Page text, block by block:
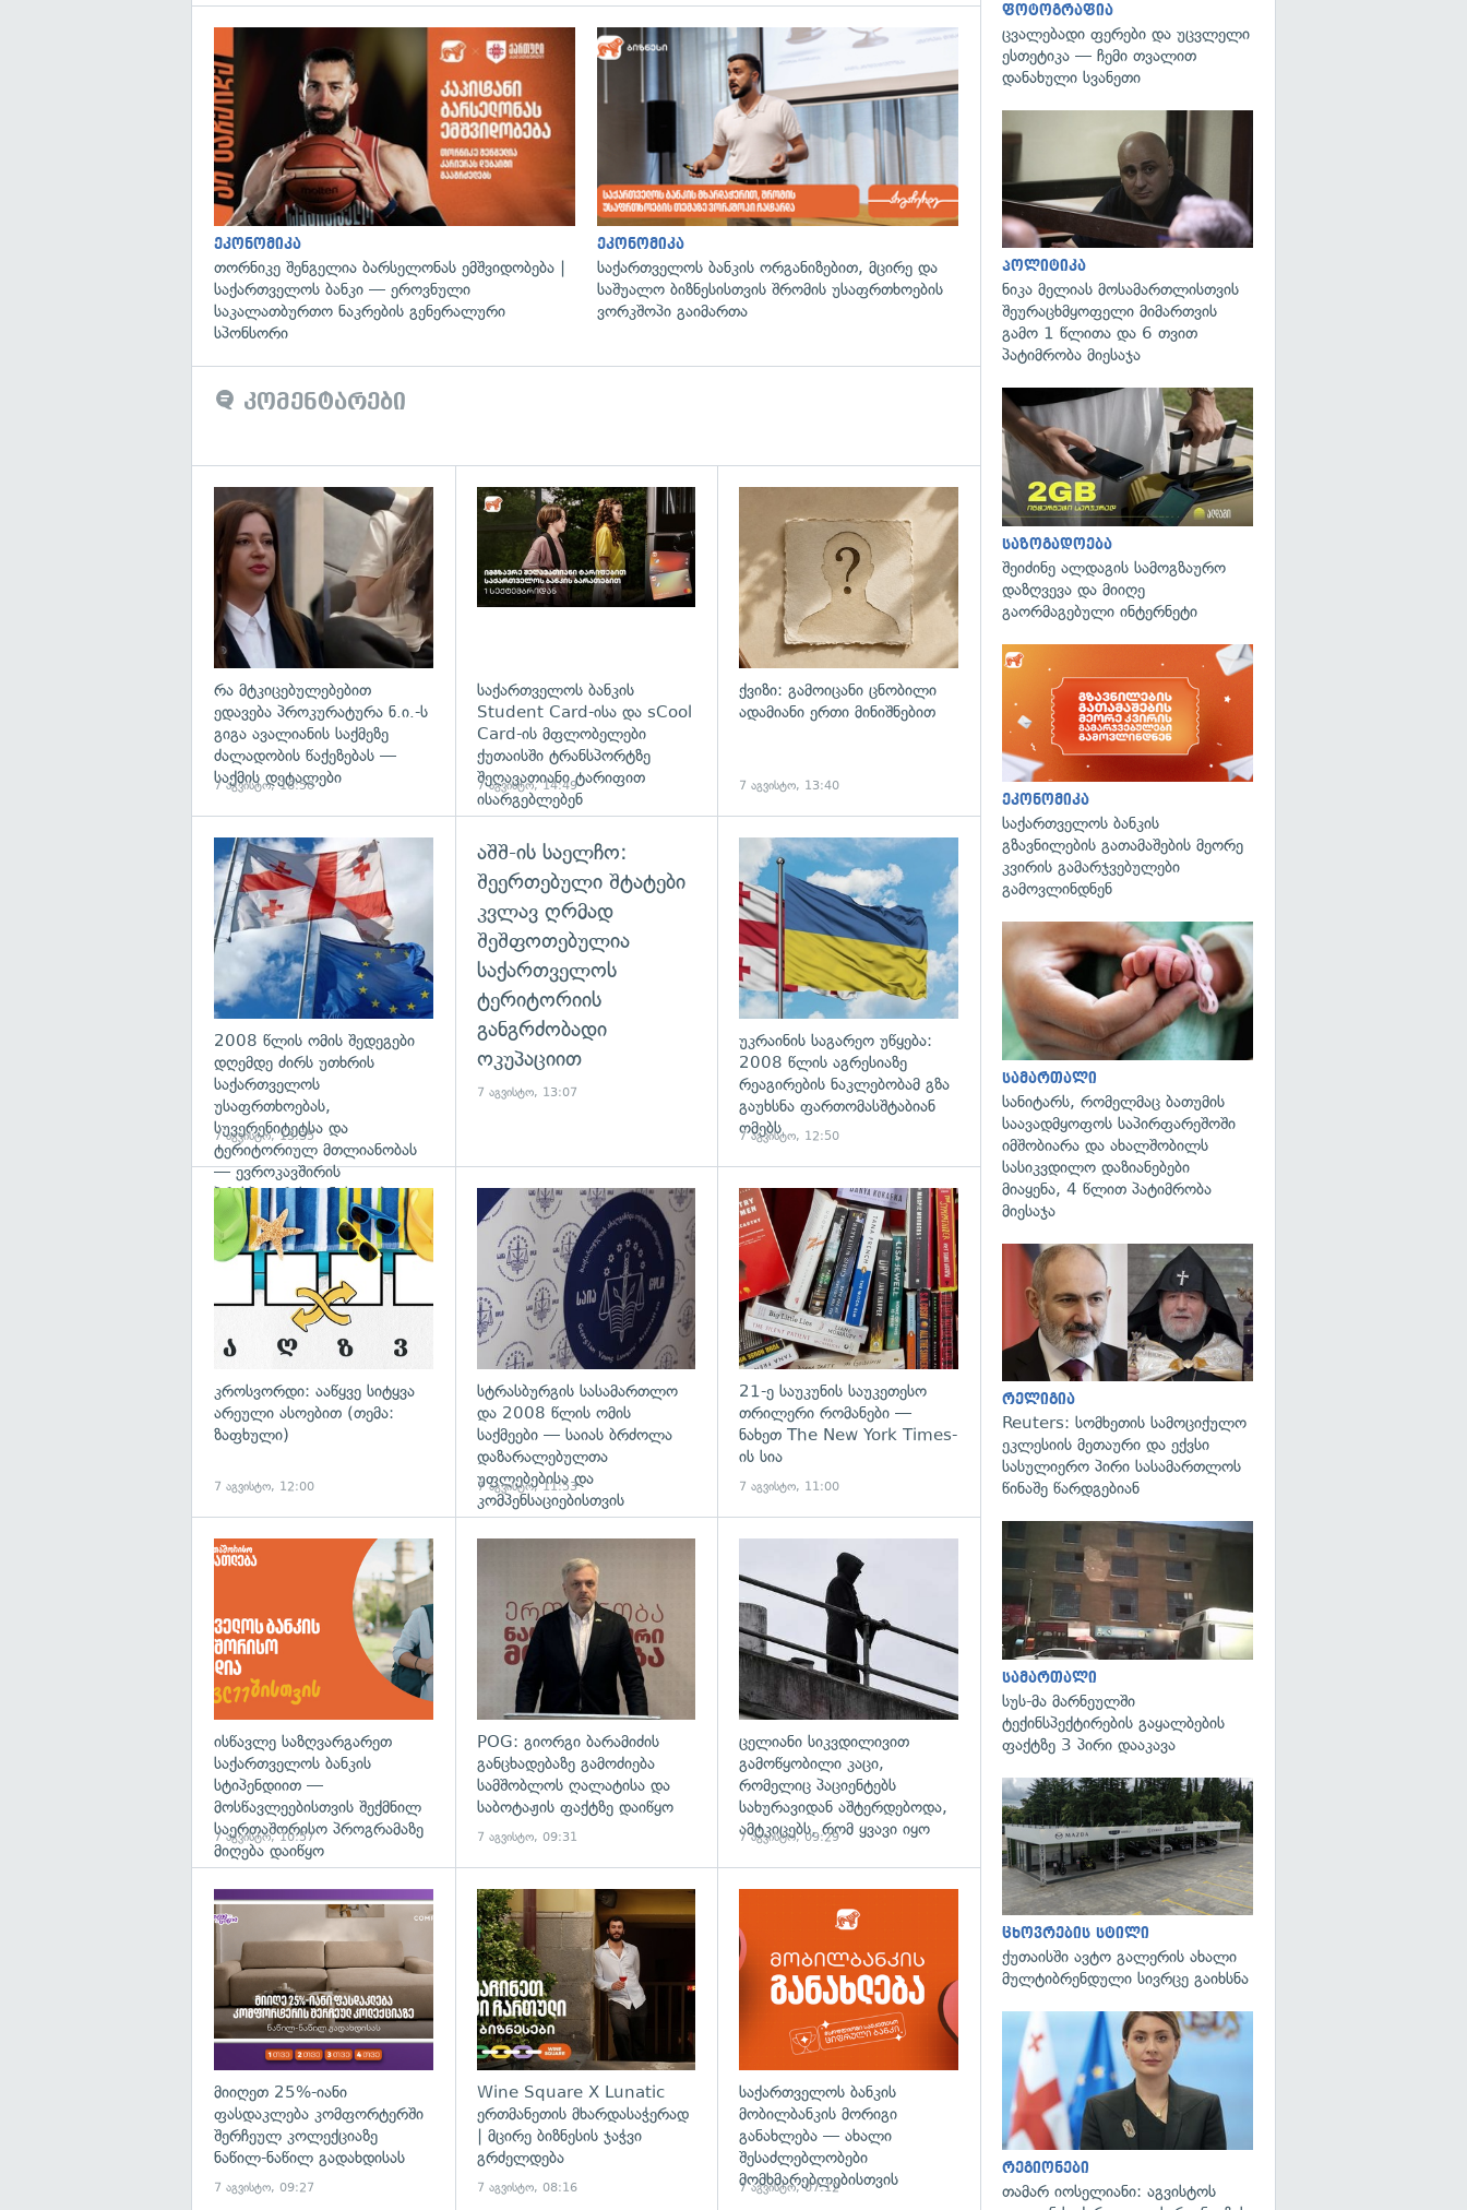
ეკონომიკა
თორნიკე შენგელია ბარსელონას ემშვიდობება |
საქართველოს ბანკი — ეროვნული
საკალათბურთო ნაკრების გენერალური
სპონსორი
ეკონომიკა
საქართველოს ბანკის ორგანიზებით, მცირე და
საშუალო ბიზნესისთვის შრომის უსაფრთხოების
ვორკშოპი გაიმართა
კომენტარები
გადახედვა
რა მტკიცებულებებით
ედავება პროკურატურა ნ.ი.-ს
გიგა ავალიანის საქმეზე
ძალადობის წაქეზებას —
საქმის დეტალები
7 აგვისტო, 16:50
საქართველოს ბანკის
Student Card-ისა და sCool
Card-ის მფლობელები
ქუთაისში ტრანსპორტზე
შეღავათიანი ტარიფით
ისარგებლებენ
7 აგვისტო, 14:49
ქვიზი: გამოიცანი ცნობილი
ადამიანი ერთი მინიშნებით
7 აგვისტო, 13:40
გადახედვა
2008 წლის ომის შედეგები
დღემდე ძირს უთხრის
საქართველოს
უსაფრთხოებას,
სუვერენიტეტსა და
ტერიტორიულ მთლიანობას
— ევროკავშირის
პრესპიკერის განცხადება
7 აგვისტო, 13:35
აშშ-ის საელჩო:
შეერთებული შტატები
კვლავ ღრმად
შეშფოთებულია
საქართველოს
ტერიტორიის
განგრძობადი
ოკუპაციით
7 აგვისტო, 13:07
გადახედვა
უკრაინის საგარეო უწყება:
2008 წლის აგრესიაზე
რეაგირების ნაკლებობამ გზა
გაუხსნა ფართომასშტაბიან
ომებს
7 აგვისტო, 12:50
გადახედვა
კროსვორდი: ააწყვე სიტყვა
არეული ასოებით (თემა:
ზაფხული)
7 აგვისტო, 12:00
გადახედვა
სტრასბურგის სასამართლო
და 2008 წლის ომის
საქმეები — საიას ბრძოლა
დაზარალებულთა
უფლებებისა და
კომპენსაციებისთვის
7 აგვისტო, 11:53
გადახედვა
21-ე საუკუნის საუკეთესო
თრილერი რომანები —
ნახეთ The New York Times-
ის სია
7 აგვისტო, 11:00
ისწავლე საზღვარგარეთ
საქართველოს ბანკის
სტიპენდიით —
მოსწავლეებისთვის შექმნილ
საერთაშორისო პროგრამაზე
მიღება დაიწყო
7 აგვისტო, 10:57
POG: გიორგი ბარამიძის
განცხადებაზე გამოძიება
სამშობლოს ღალატისა და
საბოტაჟის ფაქტზე დაიწყო
7 აგვისტო, 09:31
ცელიანი სიკვდილივით
გამოწყობილი კაცი,
რომელიც პაციენტებს
სახურავიდან აშტერდებოდა,
ამტკიცებს, რომ ყვავი იყო
7 აგვისტო, 09:29
მიიღეთ 25%-იანი
ფასდაკლება კომფორტერში
შერჩეულ კოლექციაზე
ნაწილ-ნაწილ გადახდისას
7 აგვისტო, 09:27
Wine Square X Lunatic
ერთმანეთის მხარდასაჭერად
| მცირე ბიზნესის ჯაჭვი
გრძელდება
7 აგვისტო, 08:16
საქართველოს ბანკის
მობილბანკის მორიგი
განახლება — ახალი
შესაძლებლობები
მომხმარებლებისთვის
7 აგვისტო, 07:12
ფოტოგრაფია
ცვალებადი ფერები და უცვლელი
ესთეტიკა — ჩემი თვალით
დანახული სვანეთი
პოლიტიკა
ნიკა მელიას მოსამართლისთვის
შეურაცხმყოფელი მიმართვის
გამო 1 წლითა და 6 თვით
პატიმრობა მიესაჯა
საზოგადოება
შეიძინე ალდაგის სამოგზაურო
დაზღვევა და მიიღე
გაორმაგებული ინტერნეტი
ეკონომიკა
საქართველოს ბანკის
გზავნილების გათამაშების მეორე
კვირის გამარჯვებულები
გამოვლინდნენ
სამართალი
სანიტარს, რომელმაც ბათუმის
საავადმყოფოს საპირფარეშოში
იმშობიარა და ახალშობილს
სასიკვდილო დაზიანებები
მიაყენა, 4 წლით პატიმრობა
მიესაჯა
რელიგია
Reuters: სომხეთის სამოციქულო
ეკლესიის მეთაური და ექვსი
სასულიერო პირი სასამართლოს
წინაშე წარდგებიან
სამართალი
სუს-მა მარნეულში
ტექინსპექტირების გაყალბების
ფაქტზე 3 პირი დააკავა
ცხოვრების სტილი
ქუთაისში ავტო გალერის ახალი
მულტიბრენდული სივრცე გაიხსნა
რეგიონები
თამარ იოსელიანი: აგვისტოს